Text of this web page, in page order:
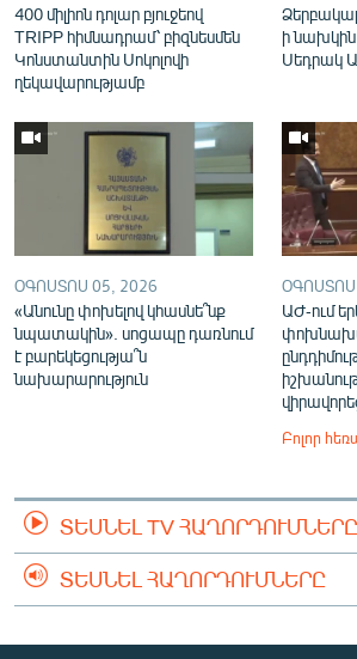
400 միլիոն դոլար բյուջեով
TRIPP հիմնադրամ՝ բիզնեսմեն
Կոնստանտին Սոկոլովի
ղեկավարությամբ
ի
Սեդրակ
ՕԳՈՍՏՈՍ 05, 2026
«Անունը փոխելով կհասնե՞նք
նպատակին». սոցապը դառնում
է բարեկեցությա՞ն
նախարարություն
ՕԳՈՍՏՈՍ
ԱԺ-ում
Բոլոր
ՏԵՍՆԵԼ TV ՀԱՂՈՐԴՈՒՄՆԵՐԸ
ՏԵՍՆԵԼ ՀԱՂՈՐԴՈՒՄՆԵՐԸ